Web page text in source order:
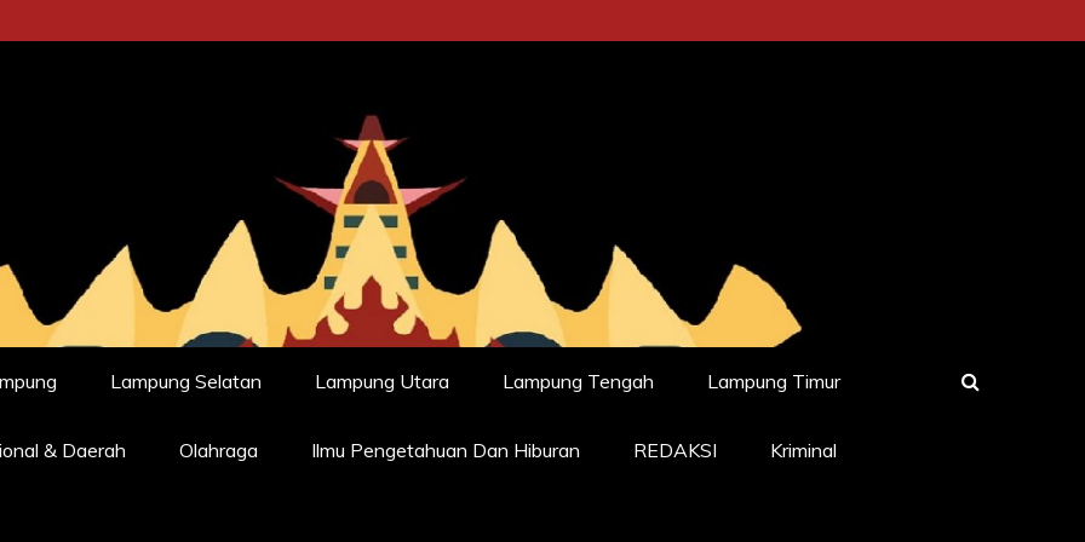
Lampung Selatan Lampung Utara Lampung Tengah Lampung Timur
& Daerah Olahraga Ilmu Pengetahuan Dan Hiburan REDAKSI Kriminal